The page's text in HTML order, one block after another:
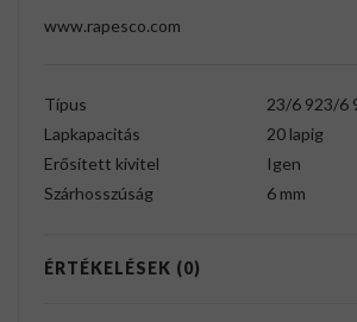
www.rapesco.com
Típus
23/6 923/6
Lapkapacitás
20 lapig
Erősített kivitel
Igen
Szárhosszúság
6 mm
ÉRTÉKELÉSEK (0)